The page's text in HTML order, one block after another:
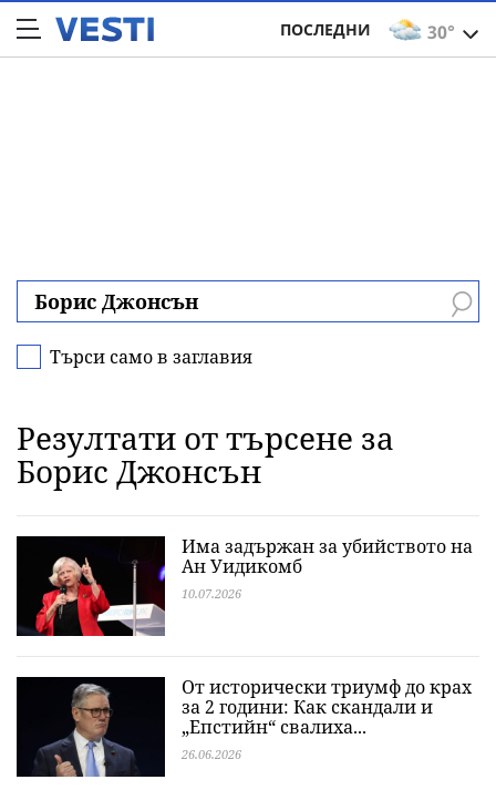
30°
ПОСЛЕДНИ
Търси само в заглавия
Резултати от търсене за
Борис Джонсън
Има задържан за убийството на
Ан Уидикомб
10.07.2026
От исторически триумф до крах
за 2 години: Как скандали и
„Епстийн“ свалиха...
26.06.2026